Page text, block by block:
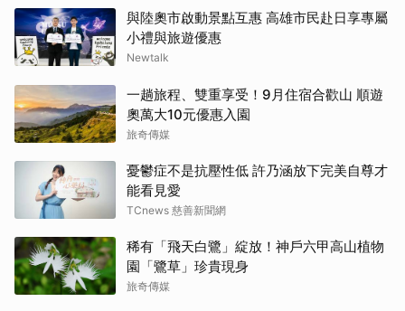
與陸奧市啟動景點互惠 高雄市民赴日享專屬
小禮與旅遊優惠
Newtalk
一趟旅程、雙重享受！9月住宿合歡山 順遊
奧萬大10元優惠入園
旅奇傳媒
憂鬱症不是抗壓性低 許乃涵放下完美自尊才
能看見愛
TCnews 慈善新聞網
稀有「飛天白鷺」綻放！神戶六甲高山植物
園「鷺草」珍貴現身
旅奇傳媒